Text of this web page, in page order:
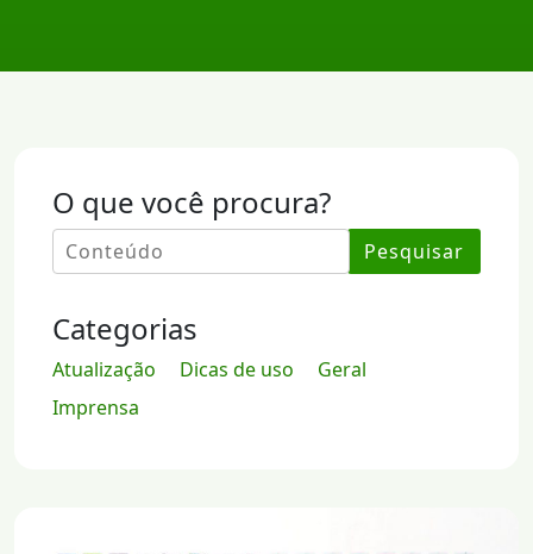
O que você procura?
Pesquisar
Categorias
Atualização Dicas de uso
Geral
Imprensa